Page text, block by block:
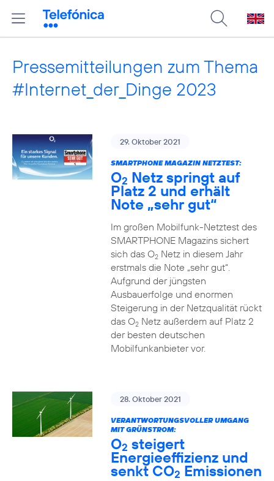
Pressemitteilungen zum Thema
#Internet_der_Dinge 2023
29. Oktober 2021
SMARTPHONE MAGAZIN NETZTEST:
O2 Netz springt auf
Platz 2 und erhält
Note „sehr gut“
Im großen Mobilfunk-Netztest des
SMARTPHONE Magazins sichert
sich das O2Netz in diesem Jahr
erstmals die Note „sehr gut“.
Aufgrund der jüngsten
Ausbauerfolge und enormen
Steigerung in der Netzqualität rückt
das O2Netz außerdem auf Platz 2
der besten deutschen
Mobilfunkanbieter vor.
28. Oktober 2021
VERANTWORTUNGSVOLLER UMGANG
MIT GRÜNSTROM:
O2 steigert
Energieeffizienz und
senkt CO2 Emissionen